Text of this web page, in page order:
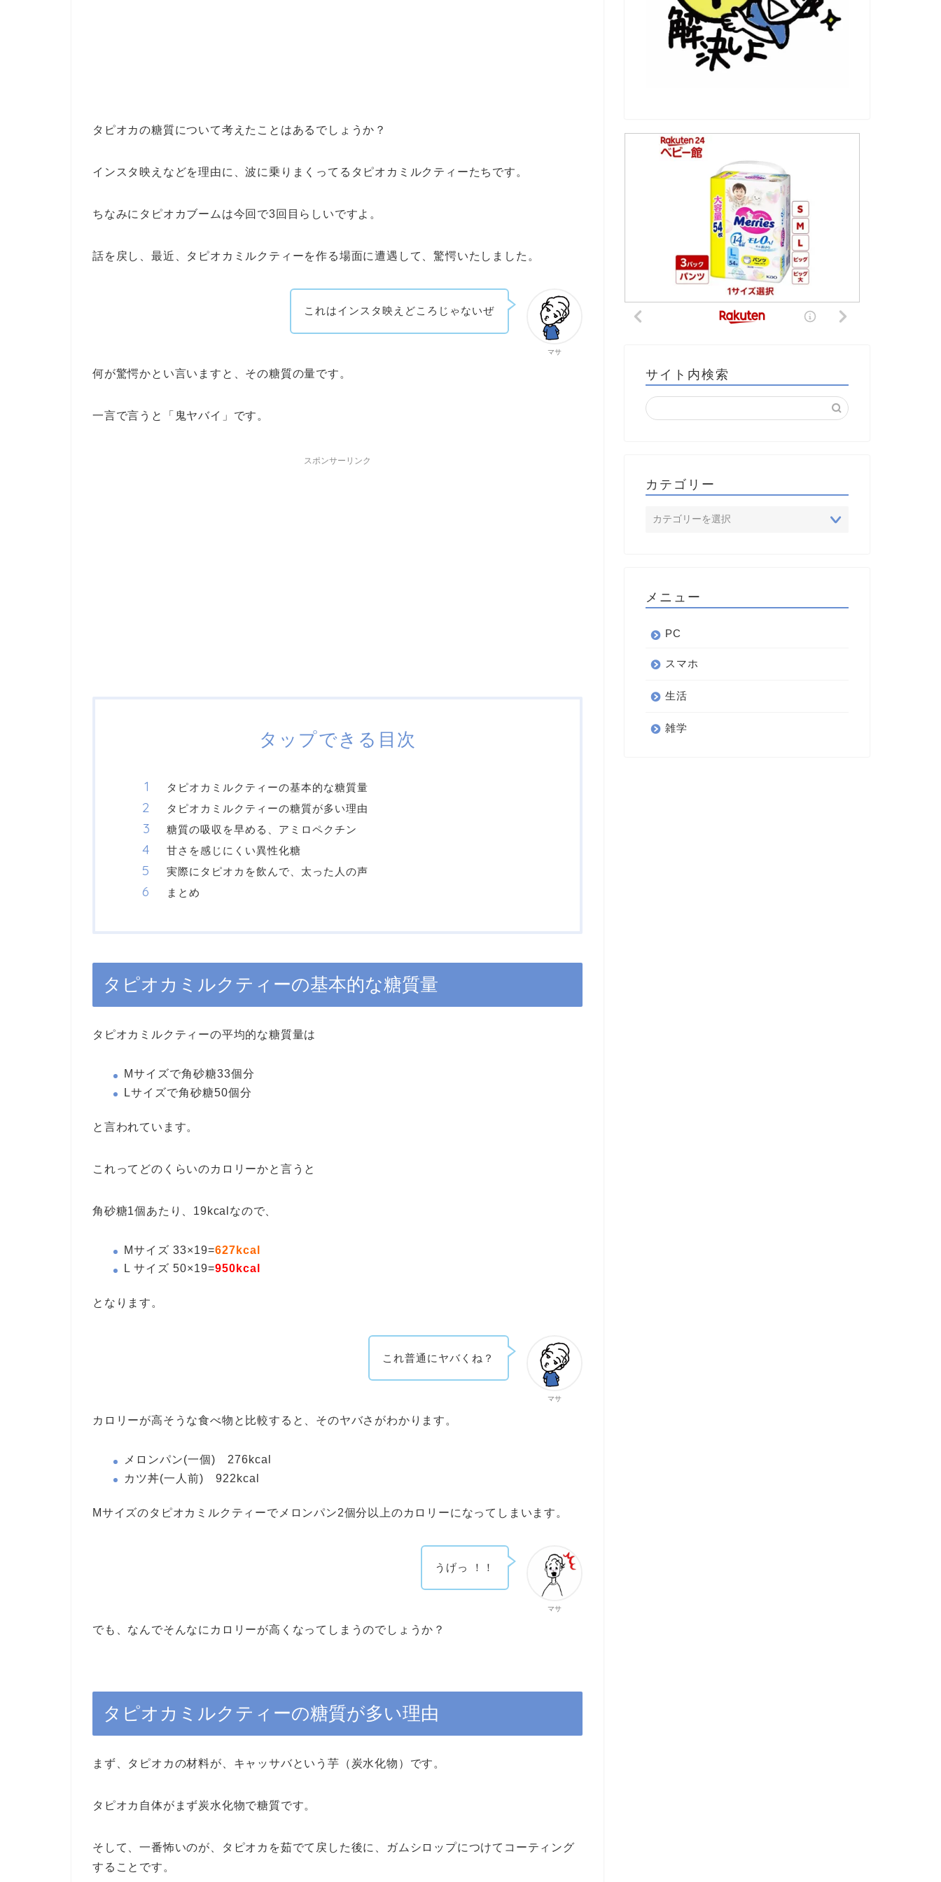
タピオカの糖質について考えたことはあるでしょうか？
インスタ映えなどを理由に、波に乗りまくってるタピオカミルクティーたちです。
ちなみにタピオカブームは今回で3回目らしいですよ。
話を戻し、最近、タピオカミルクティーを作る場面に遭遇して、驚愕いたしました。
マサ
これはインスタ映えどころじゃないぜ
何が驚愕かとい言いますと、その糖質の量です。
一言で言うと「鬼ヤバイ」です。
スポンサーリンク
タップできる目次
タピオカミルクティーの基本的な糖質量
タピオカミルクティーの糖質が多い理由
糖質の吸収を早める、アミロペクチン
甘さを感じにくい異性化糖
実際にタピオカを飲んで、太った人の声
まとめ
タピオカミルクティーの基本的な糖質量
タピオカミルクティーの平均的な糖質量は
Mサイズで角砂糖33個分
Lサイズで角砂糖50個分
と言われています。
これってどのくらいのカロリーかと言うと
角砂糖1個あたり、19kcalなので、
Mサイズ 33×19=627kcal
L サイズ 50×19=950kcal
となります。
マサ
これ普通にヤバくね？
カロリーが高そうな食べ物と比較すると、そのヤバさがわかります。
メロンパン(一個) 276kcal
カツ丼(一人前) 922kcal
Mサイズのタピオカミルクティーでメロンパン2個分以上のカロリーになってしまいます。
マサ
うげっ ！！
でも、なんでそんなにカロリーが高くなってしまうのでしょうか？
タピオカミルクティーの糖質が多い理由
まず、タピオカの材料が、キャッサバという芋（炭水化物）です。
タピオカ自体がまず炭水化物で糖質です。
そして、一番怖いのが、タピオカを茹でて戻した後に、ガムシロップにつけてコーティング
することです。
サイト内検索
カテゴリー
メニュー
PC
スマホ
生活
雑学